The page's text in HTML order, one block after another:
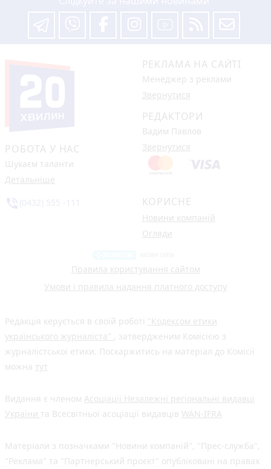
РОБОТА У НАС
Шукаєм таланти
Детальніше
РЕКЛАМА НА САЙТІ
Менеджер з реклами
Звернутися
РЕДАКТОРИ
Вадим Павлов
Звернутися
КОРИСНЕ
Новини компаній
Огляди
Правила користування сайтом
Умови і правила надання платного доступу
Редакція керується в своїй роботі "Кодексом етики
українського журналіста"
, затвердженим Комісією з
журналістської етики. Поскаржитись на матеріал до Комісії
можна тут
Видання є членом Асоціації Незалежні регіональні видавці
України та Всесвітньої асоціації видавців WAN-IFRA
Матеріали з позначками "Новини компаній", "Прес-служба",
"Реклама" та "Партнерський проєкт" опубліковані на правах